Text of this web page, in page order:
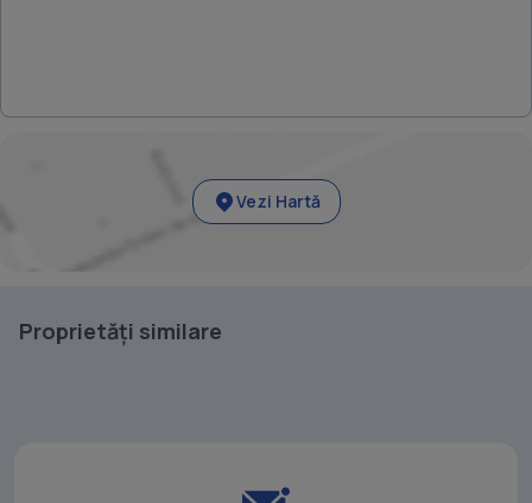
Vezi Hartă
Proprietăți similare